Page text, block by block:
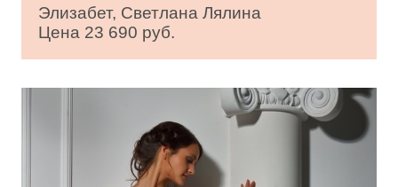
Элизабет, Светлана Лялина
Цена 23 690 руб.